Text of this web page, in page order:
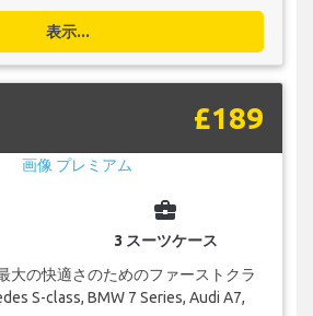
表示...
£189
business_center
3 スーツケース
大の快適さのためのファーストクラ
S-class, BMW 7 Series, Audi A7,